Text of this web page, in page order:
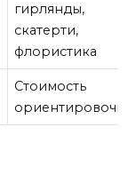
гирлянды,
скатерти,
флористика
Стоимость